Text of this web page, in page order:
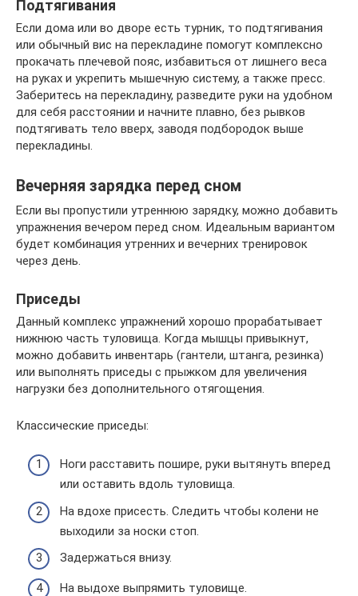
Подтягивания
Если дома или во дворе есть турник, то подтягивания
или обычный вис на перекладине помогут комплексно
прокачать плечевой пояс, избавиться от лишнего веса
на руках и укрепить мышечную систему, а также пресс.
Заберитесь на перекладину, разведите руки на удобном
для себя расстоянии и начните плавно, без рывков
подтягивать тело вверх, заводя подбородок выше
перекладины.
Вечерняя зарядка перед сном
Если вы пропустили утреннюю зарядку, можно добавить
упражнения вечером перед сном. Идеальным вариантом
будет комбинация утренних и вечерних тренировок
через день.
Приседы
Данный комплекс упражнений хорошо прорабатывает
нижнюю часть туловища. Когда мышцы привыкнут,
можно добавить инвентарь (гантели, штанга, резинка)
или выполнять приседы с прыжком для увеличения
нагрузки без дополнительного отягощения.
Классические приседы:
Ноги расставить пошире, руки вытянуть вперед
или оставить вдоль туловища.
На вдохе присесть. Следить чтобы колени не
выходили за носки стоп.
Задержаться внизу.
На выдохе выпрямить туловище.